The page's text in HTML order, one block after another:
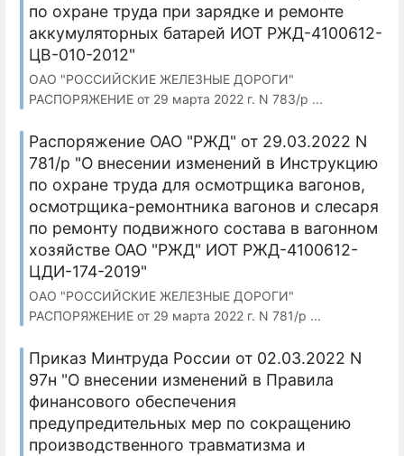
по охране труда при зарядке и ремонте
аккумуляторных батарей ИОТ РЖД-4100612-
ЦВ-010-2012"
ОАО "РОССИЙСКИЕ ЖЕЛЕЗНЫЕ ДОРОГИ"
РАСПОРЯЖЕНИЕ от 29 марта 2022 г. N 783/р ...
Распоряжение ОАО "РЖД" от 29.03.2022 N
781/р "О внесении изменений в Инструкцию
по охране труда для осмотрщика вагонов,
осмотрщика-ремонтника вагонов и слесаря
по ремонту подвижного состава в вагонном
хозяйстве ОАО "РЖД" ИОТ РЖД-4100612-
ЦДИ-174-2019"
ОАО "РОССИЙСКИЕ ЖЕЛЕЗНЫЕ ДОРОГИ"
РАСПОРЯЖЕНИЕ от 29 марта 2022 г. N 781/р ...
Приказ Минтруда России от 02.03.2022 N
97н "О внесении изменений в Правила
финансового обеспечения
предупредительных мер по сокращению
производственного травматизма и